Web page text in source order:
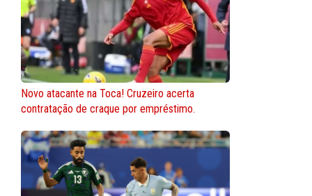
Novo atacante na Toca! Cruzeiro acerta
contratação de craque por empréstimo.